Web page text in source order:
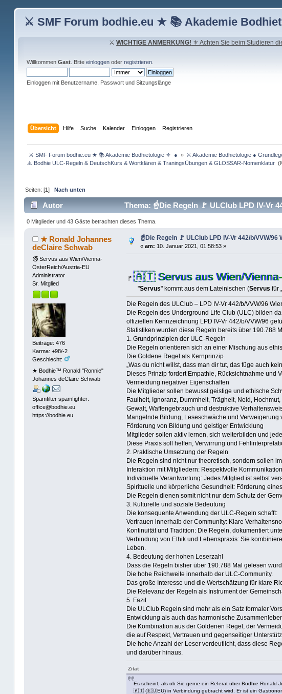
⚔ SMF Forum bodhie.eu ★ 📚 Akademie
⚔WICHTIGE ANMERKUNG! ⚜ Achten Sie beim Studieren
Willkommen Gast. Bitte einloggenoder registrieren.
Einloggen mit Benutzername, Passwort und Sitzungslänge
Übersicht Hilfe Suche Kalender Einloggen Registrieren
⚔ SMF Forum bodhie.eu ★ 📚 Akademie Bodhietologie ⚜  ● » ⚔ Akademie Bodhietologie ●
⚠️ Bodhie ULC-Regeln & DeutschKurs & Wortklären & TraningsÜbungen & GLOSSAR-Nomenklatur
Seiten: [1]Nach unten
Autor Thema: ☝Die Regeln 🚩 ULClub LPD IV-Vr
0 Mitglieder und 43 Gäste betrachten dieses Thema.
★ Ronald Johannes
deClaire Schwab
🚭 Servus aus Wien/Vienna-
ÖsterReich/Austria-EU
Administrator
Sr. Mitglied
Beiträge: 476
Karma: +98/-2
Geschlecht:
★ Bodhie™ Ronald "Ronnie"
Johannes deClaire Schwab
Spamfilter spamfighter:
office@bodhie.eu
https://bodhie.eu
☝Die Regeln 🚩 ULClub LPD IV-Vr 442/b/VVW/
« am: 10. Januar 2021, 01:58:53 »
🚩🇦🇹 Servus aus Wien/
"Servus" kommt aus dem Lateinischen (Servus für
Die Regeln des ULClub – LPD IV-Vr 442/b/VVW/96
Die Regeln des Underground Life Club (ULC) bilden
offiziellen Kennzeichnung LPD IV-Vr 442/b/VVW/96
Statistiken wurden diese Regeln bereits über 190.788
1. Grundprinzipien der ULC-Regeln
Die Regeln orientieren sich an einer Mischung aus
Die Goldene Regel als Kernprinzip
„Was du nicht willst, dass man dir tut, das füge auch
Dieses Prinzip fordert Empathie, Rücksichtnahme
Vermeidung negativer Eigenschaften
Die Mitglieder sollen bewusst geistige und ethische
Faulheit, Ignoranz, Dummheit, Trägheit, Neid,
Gewalt, Waffengebrauch und destruktive
Mangelnde Bildung, Leseschwäche und Verweigerung
Förderung von Bildung und geistiger Entwicklung
Mitglieder sollen aktiv lernen, sich weiterbilden und
Diese Praxis soll helfen, Verwirrung und
2. Praktische Umsetzung der Regeln
Die Regeln sind nicht nur theoretisch, sondern sollen
Interaktion mit Mitgliedern: Respektvolle
Individuelle Verantwortung: Jedes Mitglied ist selbst
Spirituelle und körperliche Gesundheit: Förderung
Die Regeln dienen somit nicht nur dem Schutz der
3. Kulturelle und soziale Bedeutung
Die konsequente Anwendung der ULC-Regeln schafft:
Vertrauen innerhalb der Community: Klare
Kontinuität und Tradition: Die Regeln, dokumentiert
Verbindung von Ethik und Lebenspraxis: Sie
Leben.
4. Bedeutung der hohen Leserzahl
Dass die Regeln bisher über 190.788 Mal gelesen
Die hohe Reichweite innerhalb der ULC-Community.
Das große Interesse und die Wertschätzung für klare
Die Relevanz der Regeln als Instrument der
5. Fazit
Die ULClub Regeln sind mehr als ein Satz formaler
Entwicklung als auch das harmonische
Die Kombination aus der Goldenen Regel, der
die auf Respekt, Vertrauen und gegenseitiger
Die hohe Anzahl der Leser verdeutlicht, dass diese
und darüber hinaus.
Zitat
Es scheint, als ob Sie gerne ein Referat über Bodhie Ronald
🇦🇹 (🇪🇺EU) in Verbindung gebracht wird. Er ist ein